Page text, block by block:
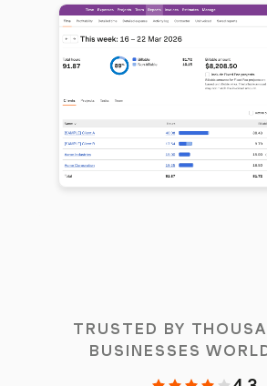
TRUSTED BY
BUSINESSES